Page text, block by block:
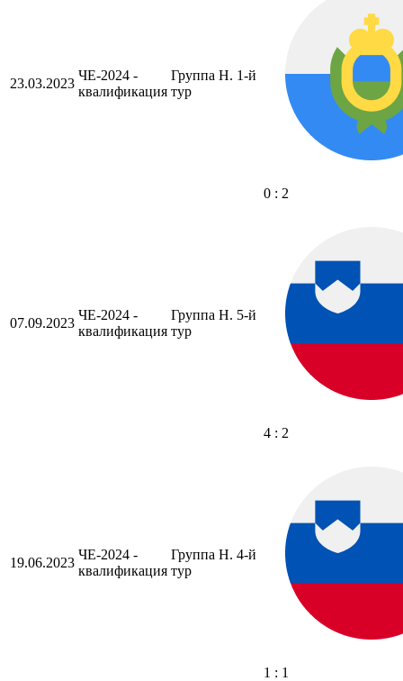
23.03.2023
ЧЕ-2024 -
квалификация
Группа H. 1-й
тур
0 : 2
07.09.2023
ЧЕ-2024 -
квалификация
Группа H. 5-й
тур
4 : 2
19.06.2023
ЧЕ-2024 -
квалификация
Группа H. 4-й
тур
1 : 1